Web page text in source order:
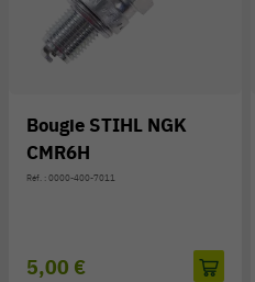
Bougie STIHL NGK
CMR6H
Réf. : 0000-400-7011
5,00 €